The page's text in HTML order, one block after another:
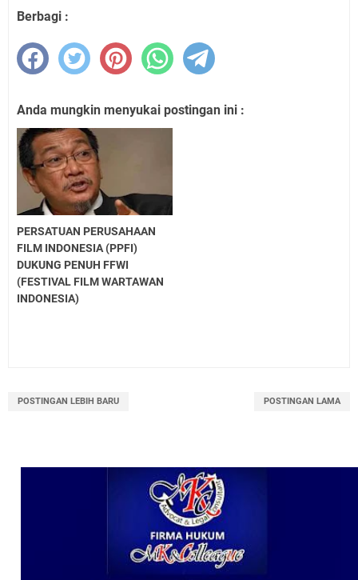
Berbagi :
Anda mungkin menyukai postingan ini :
PERSATUAN PERUSAHAAN
FILM INDONESIA (PPFI)
DUKUNG PENUH FFWI
(FESTIVAL FILM WARTAWAN
INDONESIA)
POSTINGAN LEBIH BARU POSTINGAN LAMA